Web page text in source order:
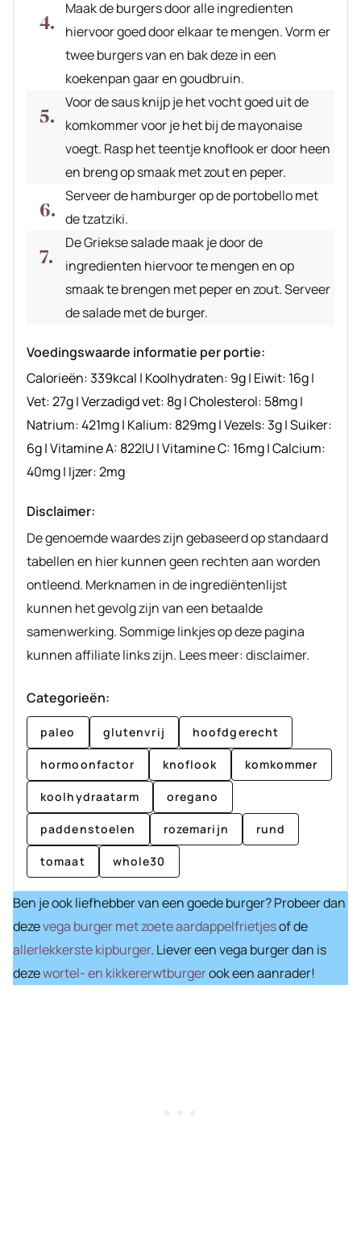
Maak de burgers door alle ingredienten
hiervoor goed door elkaar te mengen. Vorm er
twee burgers van en bak deze in een
koekenpan gaar en goudbruin.
Voor de saus knijp je het vocht goed uit de
komkommer voor je het bij de mayonaise
voegt. Rasp het teentje knoflook er door heen
en breng op smaak met zout en peper.
Serveer de hamburger op de portobello met
de tzatziki.
De Griekse salade maak je door de
ingredienten hiervoor te mengen en op
smaak te brengen met peper en zout. Serveer
de salade met de burger.
Voedingswaarde informatie per portie:
Calorieën:339kcal | Koolhydraten: 9g| Eiwit: 16g|
Vet:27g|Verzadigd vet: 8g|Cholesterol: 58mg|
Natrium:421mg| Kalium: 829mg|Vezels:3g|Suiker:
6g|Vitamine A: 822IU|Vitamine C: 16mg|Calcium:
40mg| Ijzer:2mg
Disclaimer:
De genoemde waardes zijn gebaseerd op standaard
tabellen en hier kunnen geen rechten aan worden
ontleend. Merknamen in de ingrediëntenlijst
kunnen het gevolg zijn van een betaalde
samenwerking. Sommige linkjes op deze pagina
kunnen affiliate links zijn. Lees meer: disclaimer.
Categorieën:
paleo glutenvrij hoofdgerecht
hormoonfactor knoflook komkommer
koolhydraatarm oregano
paddenstoelen rozemarijn rund
tomaat whole30
Ben je ook liefhebber van een goede burger? Probeer dan
dezevega burger met zoete aardappelfrietjesof de
allerlekkerste kipburger. Liever een vega burger dan is
dezewortel- en kikkererwtburgerook een aanrader!